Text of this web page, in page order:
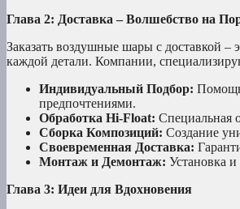
Глава 2: Доставка – Волшебство на
Заказать воздушные шары с доставкой –
каждой детали. Компании,
Индивидуальный Подбор:
предпочтениями.
Обработка Hi-Float: Специальная
Сборка Композиций: Создание
Своевременная Доставка:
Монтаж и Демонтаж: Установка
Глава 3: Идеи для Вдохновения